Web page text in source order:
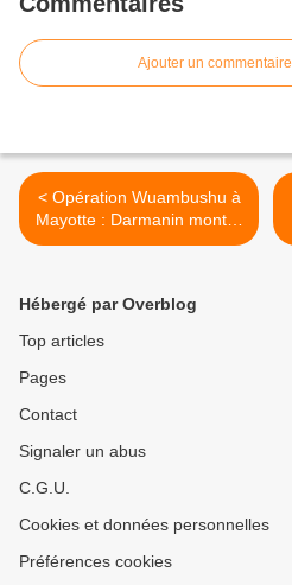
Ajouter un commentaire
< Opération Wuambushu à
Mayotte : Darmanin montre
les muscles, les assos
Hébergé par Overblog
Top articles
Pages
Contact
Signaler un abus
C.G.U.
Cookies et données personnelles
Préférences cookies